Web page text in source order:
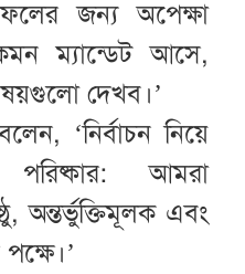
জন্য অপেক্ষা
ম্যান্ডেট আসে,
দেখব।’
‘নির্বাচন নিয়ে
আমরা
অন্তর্ভুক্তিমূলক এবং